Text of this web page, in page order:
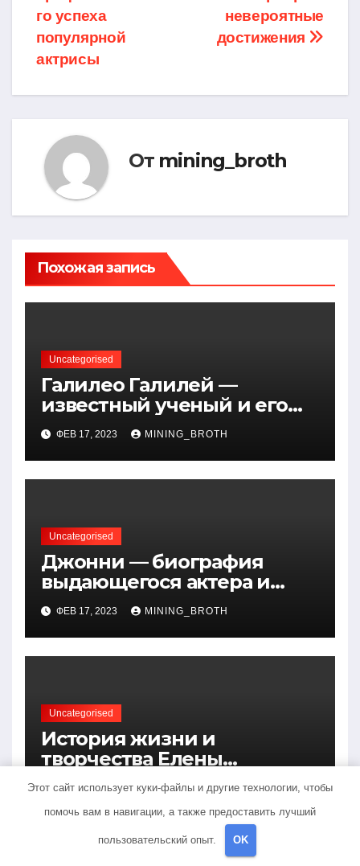
невероятные
достижения
го успеха
популярной
актрисы
От mining_broth
Похожая запись
Uncategorised
Галилео Галилей —
известный ученый и его
открытия — краткая
биография, достижения и
вклад в науку
ФЕВ 17, 2023 MINING_BROTH
Uncategorised
Джонни — биография
выдающегося актера и
талантливого певца, чья
артистичность захватывает
миллионы сердец
ФЕВ 17, 2023 MINING_BROTH
Uncategorised
История жизни и
творчества Елены
Дубровской — биография,
достижения, интересные
факты
ФЕВ 17, 2023 MINING_BROTH
Этот сайт использует куки-файлы и другие технологии, чтобы
помочь вам в навигации, а также предоставить лучший
пользовательский опыт. OK